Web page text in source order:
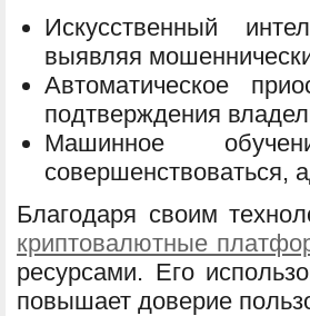
Искусственный
выявляя
Автоматическое
подтверждения
Машинное
совершенствоваться,
Благодаря своим
криптовалютные
ресурсами. Его
повышает доверие